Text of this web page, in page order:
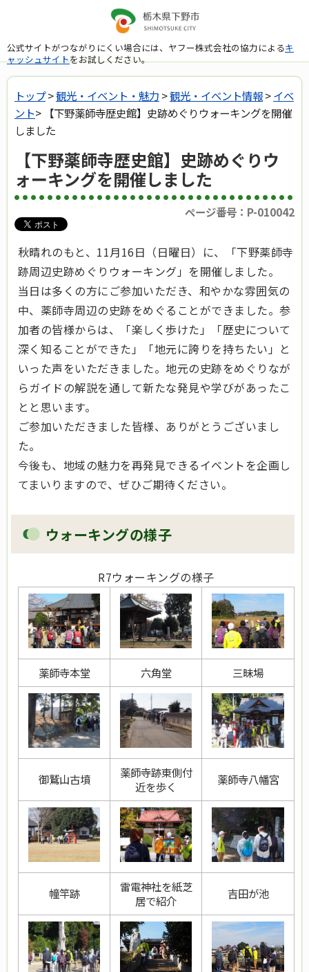
公式サイトがつながりにくい場合には、ヤフー株式会社の協力によるキ
ャッシュサイトをお試しください。
トップ>観光・イベント・魅力 >観光・イベント情報>イベ
ント> 【下野薬師寺歴史館】史跡めぐりウォーキングを開催
しました
【下野薬師寺歴史館】史跡めぐりウ
ォーキングを開催しました
ページ番号：P-010042
秋晴れのもと、11月16日（日曜日）に、「下野薬師寺
跡周辺史跡めぐりウォーキング」を開催しました。
当日は多くの方にご参加いただき、和やかな雰囲気の
中、薬師寺周辺の史跡をめぐることができました。参
加者の皆様からは、「楽しく歩けた」「歴史について
深く知ることができた」「地元に誇りを持ちたい」と
いった声をいただきました。地元の史跡をめぐりなが
らガイドの解説を通して新たな発見や学びがあったこ
とと思います。
ご参加いただきました皆様、ありがとうございまし
た。
今後も、地域の魅力を再発見できるイベントを企画し
てまいりますので、ぜひご期待ください。
ウォーキングの様子
R7ウォーキングの様子
薬師寺本堂 六角堂 三昧場
御鷲山古墳
薬師寺跡東側付
近を歩く
薬師寺八幡宮
幢竿跡
雷電神社を紙芝
居で紹介
吉田が池